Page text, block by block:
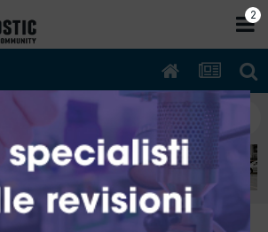
CABRIO 07/2007 1910cc
2